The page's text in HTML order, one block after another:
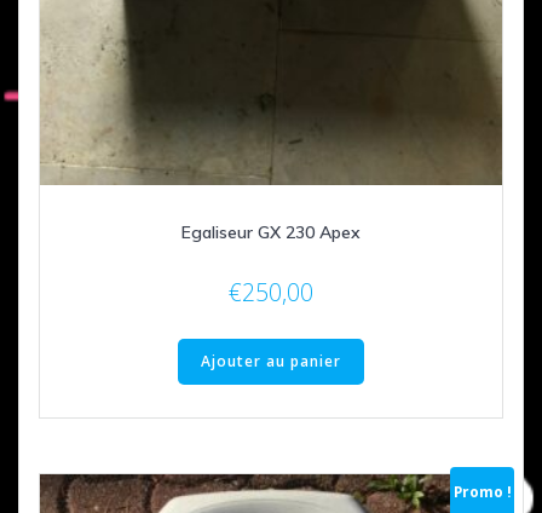
Egaliseur GX 230 Apex
€250,00
Ajouter au panier
Promo !